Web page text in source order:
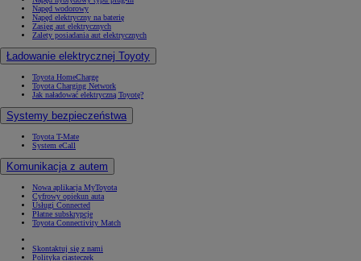
Napęd wodorowy
Napęd elektryczny na baterię
Zasięg aut elektrycznych
Zalety posiadania aut elektrycznych
Ładowanie elektrycznej Toyoty
Toyota HomeCharge
Toyota Charging Network
Jak naładować elektryczną Toyotę?
Systemy bezpieczeństwa
Toyota T-Mate
System eCall
Komunikacja z autem
Nowa aplikacja MyToyota
Cyfrowy opiekun auta
Usługi Connected
Płatne subskrypcje
Toyota Connectivity Match
Skontaktuj się z nami
Polityka ciasteczek